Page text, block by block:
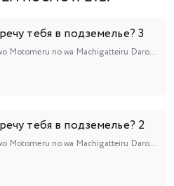
тебя в подземелье? 3
Dungeon ni Deai wo Motomeru no wa Machigatteiru Darou ka III
тебя в подземелье? 2
Dungeon ni Deai wo Motomeru no wa Machigatteiru Darou ka II